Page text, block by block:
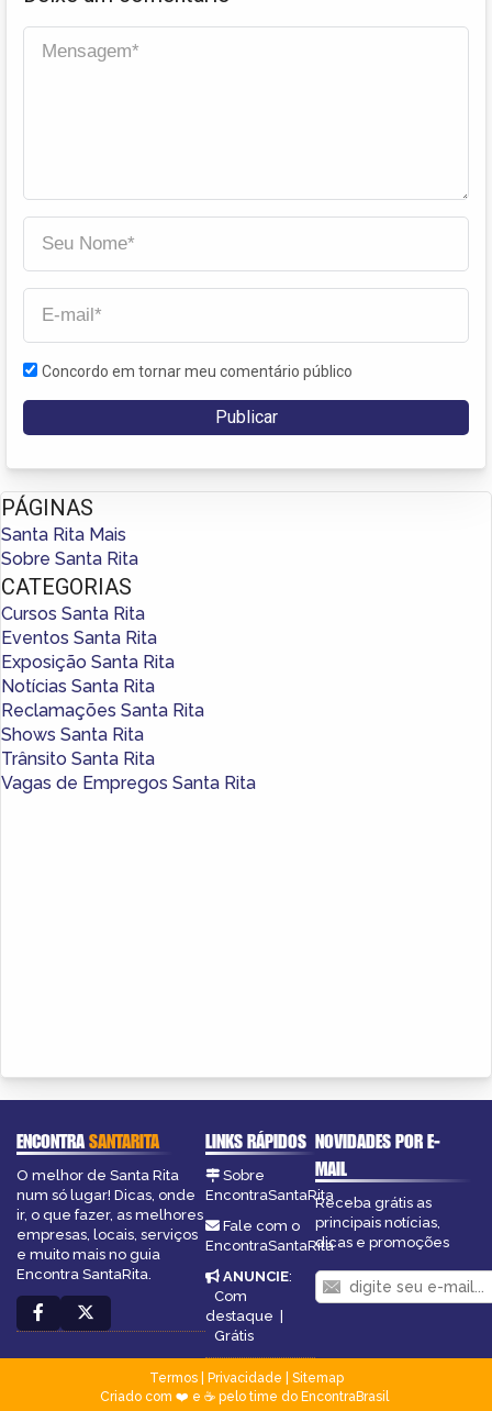
Concordo em tornar meu comentário público
PÁGINAS
Santa Rita Mais
Sobre Santa Rita
CATEGORIAS
Cursos Santa Rita
Eventos Santa Rita
Exposição Santa Rita
Notícias Santa Rita
Reclamações Santa Rita
Shows Santa Rita
Trânsito Santa Rita
Vagas de Empregos Santa Rita
ENCONTRASANTARITA
O melhor de Santa Rita
num só lugar! Dicas, onde
ir, o que fazer, as melhores
empresas, locais, serviços
e muito mais no guia
Encontra SantaRita.
LINKS RÁPIDOS
Sobre
EncontraSantaRita
Fale com o
EncontraSantaRita
ANUNCIE:
Com
destaque
Grátis
NOVIDADES POR E-
MAIL
Receba grátis as
principais notícias,
dicas e promoções
Termos| Privacidade
Sitemap
Criado com ❤️ e ☕ pelo time do EncontraBrasil